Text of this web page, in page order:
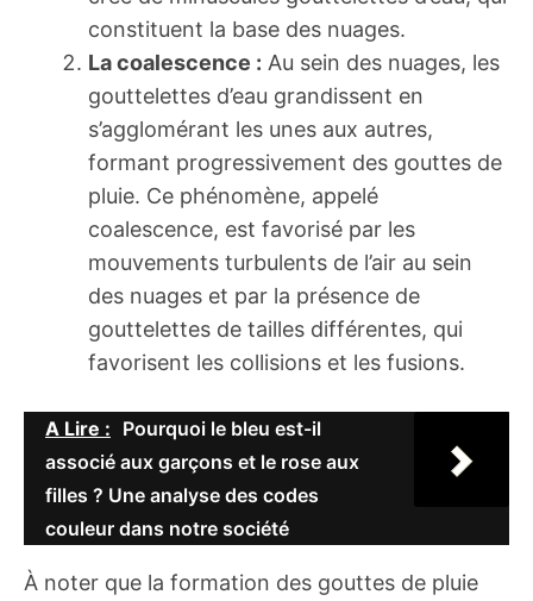
constituent la base des nuages.
La coalescence : Au sein des nuages, les
gouttelettes d’eau grandissent en
s’agglomérant les unes aux autres,
formant progressivement des gouttes de
pluie. Ce phénomène, appelé
coalescence, est favorisé par les
mouvements turbulents de l’air au sein
des nuages et par la présence de
gouttelettes de tailles différentes, qui
favorisent les collisions et les fusions.
A Lire : Pourquoi le bleu est-il
associé aux garçons et le rose aux
filles ? Une analyse des codes
couleur dans notre société
À noter que la formation des gouttes de pluie